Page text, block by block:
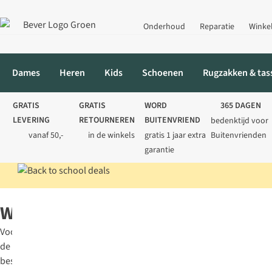
Onderhoud Reparatie
Dames Heren Kids Schoenen Rugzakken &
GRATIS
LEVERING
vanaf 50,-
GRATIS
RETOURNEREN
in de winkels
WORD
BUITENVRIEND
gratis 1 jaar extra
garantie
365 DAGEN
bedenktijd voor
Buitenvrienden
Wandelsandalen
Voor
de
beste